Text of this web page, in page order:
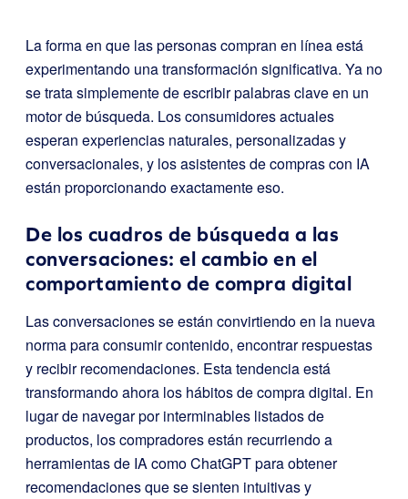
La forma en que las personas compran en línea está
experimentando una transformación significativa. Ya no
se trata simplemente de escribir palabras clave en un
motor de búsqueda. Los consumidores actuales
esperan experiencias naturales, personalizadas y
conversacionales, y los asistentes de compras con IA
están proporcionando exactamente eso.
De los cuadros de búsqueda a las
conversaciones: el cambio en el
comportamiento de compra digital
Las conversaciones se están convirtiendo en la nueva
norma para consumir contenido, encontrar respuestas
y recibir recomendaciones. Esta tendencia está
transformando ahora los hábitos de compra digital. En
lugar de navegar por interminables listados de
productos, los compradores están recurriendo a
herramientas de IA como ChatGPT para obtener
recomendaciones que se sienten intuitivas y